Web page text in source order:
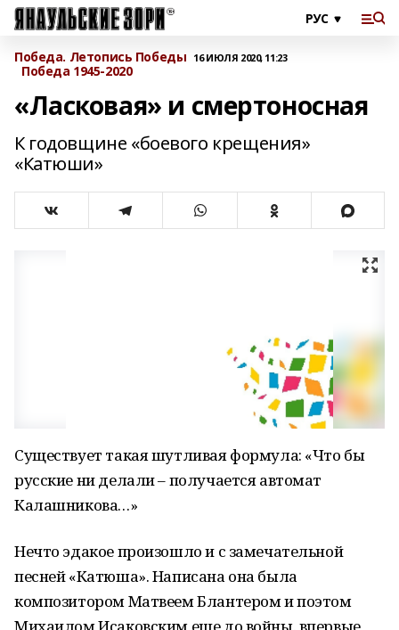
Победа. Летопись Победы 16 ИЮЛЯ 2020, 11:23
Победа 1945-2020
«Ласковая» и смертоносная
К годовщине «боевого крещения»
«Катюши»
Существует такая шутливая формула: «Что бы
русские ни делали – получается автомат
Калашникова…»
Нечто эдакое произошло и с замечательной
песней «Катюша». Написана она была
композитором Матвеем Блантером и поэтом